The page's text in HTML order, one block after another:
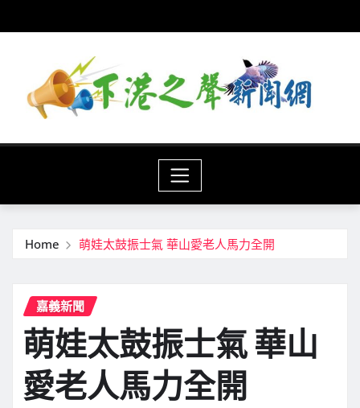
to
Home 萌娃太鼓振士氣 華山愛老人馬力全開
嘉義新聞
萌娃太鼓振士氣 華山
愛老人馬力全開